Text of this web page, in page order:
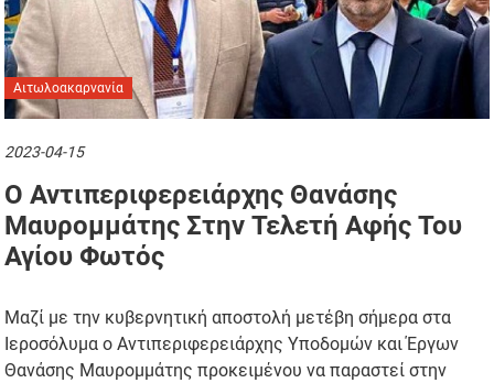
Αιτωλοακαρνανία
2023-04-15
Ο Αντιπεριφερειάρχης Θανάσης
Μαυρομμάτης Στην Τελετή Αφής Του
Αγίου Φωτός
Μαζί με την κυβερνητική αποστολή μετέβη σήμερα στα
Ιεροσόλυμα ο Αντιπεριφερειάρχης Υποδομών και Έργων
Θανάσης Μαυρομμάτης προκειμένου να παραστεί στην